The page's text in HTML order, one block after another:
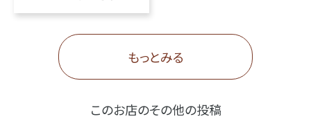
ーン」スタート！
もっとみる
このお店のその他の投稿